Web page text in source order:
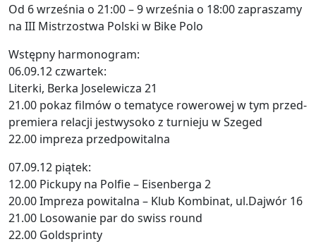
Od 6 września o 21:00 – 9 września o 18:00 zapraszamy
na III Mistrzostwa Polski w Bike Polo
Wstępny harmonogram:
06.09.12 czwartek:
Literki, Berka Joselewicza 21
21.00 pokaz filmów o tematyce rowerowej w tym przed-
premiera relacji jestwysoko z turnieju w Szeged
22.00 impreza przedpowitalna
07.09.12 piątek:
12.00 Pickupy na Polfie – Eisenberga 2
20.00 Impreza powitalna – Klub Kombinat, ul.Dajwór 16
21.00 Losowanie par do swiss round
22.00 Goldsprinty